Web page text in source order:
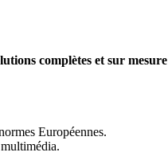
complètes et sur mesure
Européennes.